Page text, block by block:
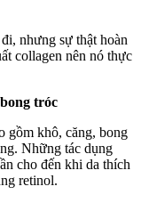
nhưng sự thật hoàn
collagen nên nó thực
tróc
gồm khô, căng, bong
Những tác dụng
cho đến khi da thích
retinol.